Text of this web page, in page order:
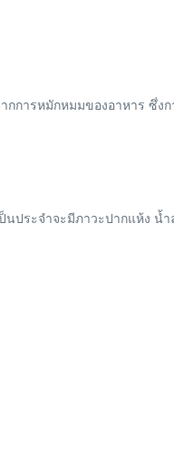
การหมักหมมของอาหาร ซึ่งก
ประจำจะมีภาวะปากแห้ง น้ำ